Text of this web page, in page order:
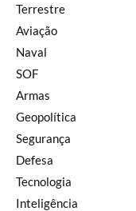
Terrestre
Aviação
Naval
SOF
Armas
Geopolítica
Segurança
Defesa
Tecnologia
Inteligência